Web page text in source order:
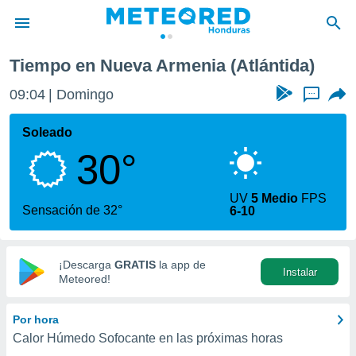
de
ha sido
calidad.
a este
las
y
digital
basada
Tiempo en Nueva Armenia (Atlántida)
09:04 Domingo ...
Soleado
30°
Sensación de 32°
UV5 Medio FPS
6-10
¡Descarga GRATIS la app de
Meteored!
Instalar
Por hora
Calor Húmedo Sofocante en las próximas horas